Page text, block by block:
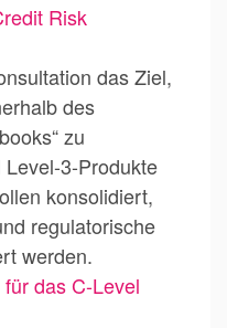
Risk
das Ziel,
des
zu
3-Produkte
konsolidiert,
regulatorische
werden.
das C-Level